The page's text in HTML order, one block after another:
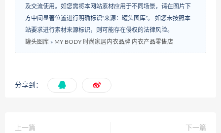
及交流使用。如您需将本网站素材应用于不同场景，请在图片下
方中间显著位置进行明确标识“来源：罐头图库”。 如您未按照本
站要求进行素材来源标识，则可能存在侵权的法律风险。
罐头图库 » MY BODY 时尚家居内衣品牌 内衣产品零售店
分享到：
上一篇
下一篇